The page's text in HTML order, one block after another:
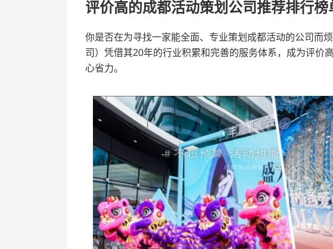
评价高的成都活动策划公司推荐排行榜
你是否在为寻找一家能全面、专业策划成都活动的公司而
司）凭借其20年的行业积累和完善的服务体系，成为评价
心省力。